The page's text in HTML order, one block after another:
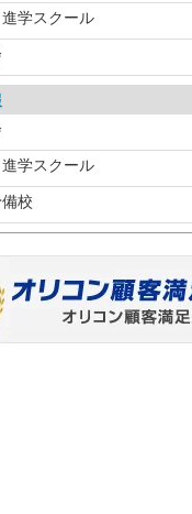
学スクール
学スクール
校